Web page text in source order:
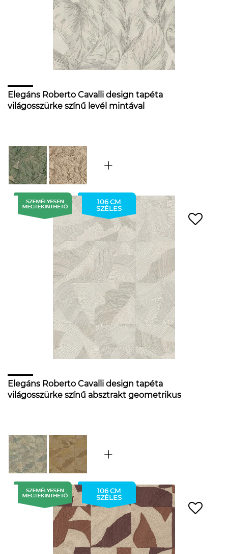
Elegáns Roberto Cavalli design tapéta
világosszürke színű levél mintával
106 CM
SZÉLES
Elegáns Roberto Cavalli design tapéta
világosszürke színű absztrakt geometrikus
106 CM
SZÉLES